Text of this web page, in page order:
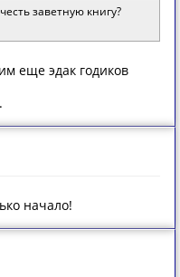
заветную книгу?
еще эдак годиков
начало!